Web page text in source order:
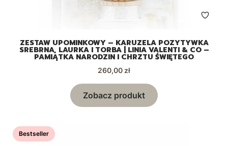
ZESTAW UPOMINKOWY – KARUZELA POZYTYWKA
SREBRNA, LAURKA I TORBA | LINIA VALENTI & CO –
PAMIĄTKA NARODZIN I CHRZTU ŚWIĘTEGO
Cena
260,00 zł
Zobacz produkt
Bestseller